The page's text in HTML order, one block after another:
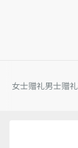
女士赠礼男士赠礼